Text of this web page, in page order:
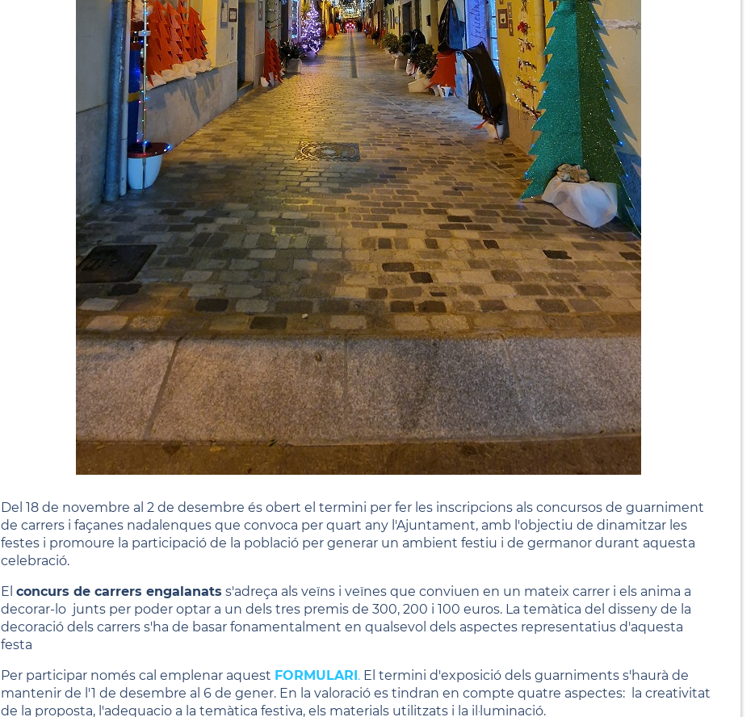
Del 18 de novembre al 2 de desembre és obert el termini per fer les inscripcions als concursos de guarniment
de carrers i façanes nadalenques que convoca per quart any l'Ajuntament, amb l'objectiu de dinamitzar les
festes i promoure la participació de la població per generar un ambient festiu i de germanor durant aquesta
celebració.
El concurs de carrers engalanats s'adreça als veïns i veïnes que conviuen en un mateix carrer i els anima a
decorar-lo junts per poder optar a un dels tres premis de 300, 200 i 100 euros. La temàtica del disseny de la
decoració dels carrers s'ha de basar fonamentalment en qualsevol dels aspectes representatius d'aquesta
festa
Per participar només cal emplenar aquest FORMULARI.El termini d'exposició dels guarniments s'haurà de
mantenir de l'1 de desembre al 6 de gener. En la valoració es tindran en compte quatre aspectes: la creativitat
de la proposta, l'adequacio a la temàtica festiva, els materials utilitzats i la il·luminació.